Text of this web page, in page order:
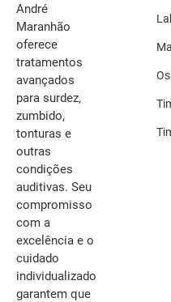
André
Maranhão
oferece
tratamentos
avançados
para surdez,
zumbido,
tonturas e
outras
condições
auditivas. Seu
compromisso
com a
excelência e o
cuidado
individualizado
garantem que